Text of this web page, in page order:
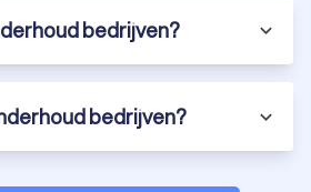
bedrijven?
bedrijven?